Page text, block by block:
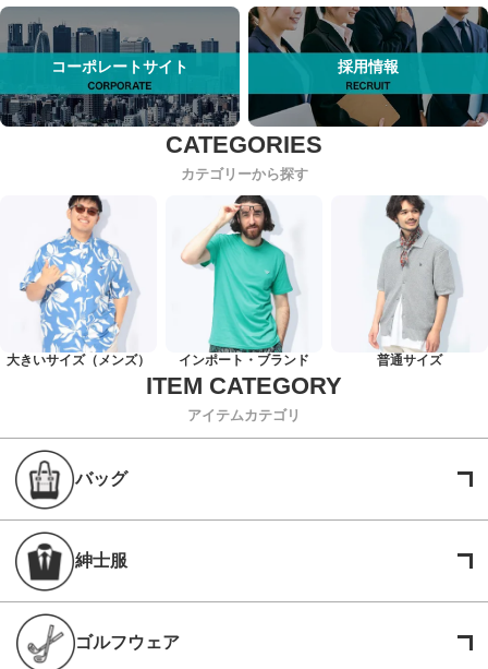
コーポレートサイト 採用情報
カテゴリーから探す
大きいサイズ（メンズ） インポート・ブランド 普通サイズ
アイテムカテゴリ
バッグ
紳士服
ゴルフウェア